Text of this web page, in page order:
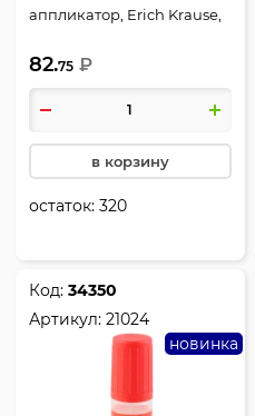
аппликатор, Erich Krause,
82.75 ₽
в корзину
остаток:320
Код:34350
Артикул:21024
новинка